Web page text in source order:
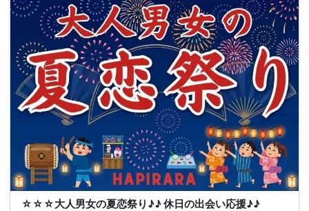
☆☆☆大人男女の夏恋祭り♪♪ 休日の出会い応援♪♪